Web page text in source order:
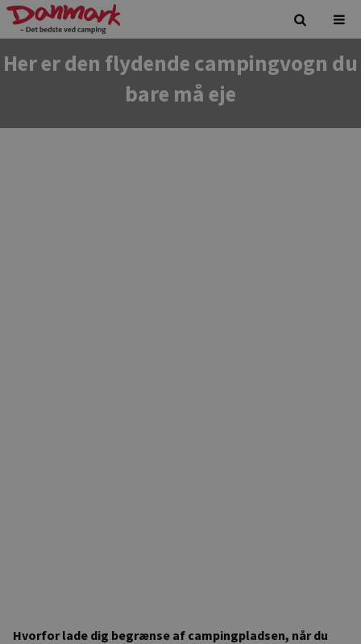
Her er den flydende campingvogn du
bare må eje
Hvorfor lade dig begrænse af campingpladsen, når du